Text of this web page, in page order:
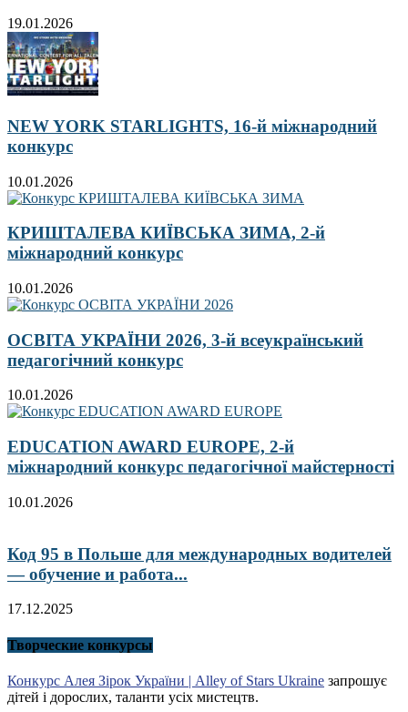
19.01.2026
NEW YORK STARLIGHTS, 16-й міжнародний
конкурс
10.01.2026
КРИШТАЛЕВА КИЇВСЬКА ЗИМА, 2-й
міжнародний конкурс
10.01.2026
ОСВІТА УКРАЇНИ 2026, 3-й всеукраїнський
педагогічний конкурс
10.01.2026
EDUCATION AWARD EUROPE, 2-й
міжнародний конкурс педагогічної майстерності
10.01.2026
Код 95 в Польше для международных водителей
— обучение и работа...
17.12.2025
Творческие конкурсы
Конкурс Алея Зірок України | Alley of Stars Ukraine запрошує
дітей і дорослих, таланти усіх мистецтв.